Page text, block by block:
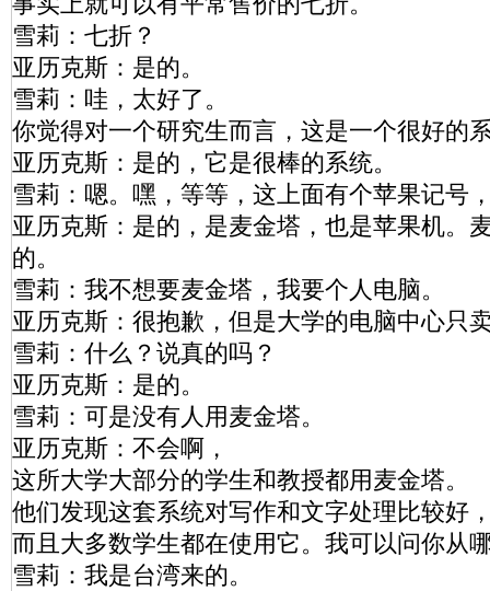
雪莉：七折？
亚历克斯：是的。
雪莉：哇，太好了。
你觉得对一个研究生而言，这是一个很好的
亚历克斯：是的，它是很棒的系统。
雪莉：嗯。嘿，等等，这上面有个苹果记号
亚历克斯：是的，是麦金塔，也是苹果机。
的。
雪莉：我不想要麦金塔，我要个人电脑。
亚历克斯：很抱歉，但是大学的电脑中心只
雪莉：什么？说真的吗？
亚历克斯：是的。
雪莉：可是没有人用麦金塔。
亚历克斯：不会啊，
这所大学大部分的学生和教授都用麦金塔。
他们发现这套系统对写作和文字处理比较好
而且大多数学生都在使用它。我可以问你从
雪莉：我是台湾来的。